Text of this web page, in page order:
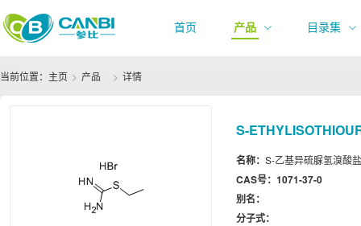
首页 产品 目录集
当前位置： 主页 产品 详情
S-
名称： S-乙基异硫脲氢溴酸
CAS号： 1071-37-0
别名：
分子式：